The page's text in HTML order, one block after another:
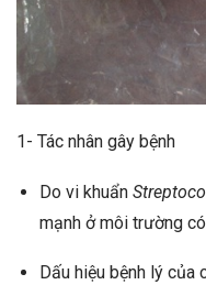
1- Tác nhân gây bệnh
Do vi khuẩn St
mạnh ở môi trường
Dấu hiệu bệnh lý của